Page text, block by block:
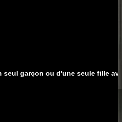
seul garçon ou d'une seule fille